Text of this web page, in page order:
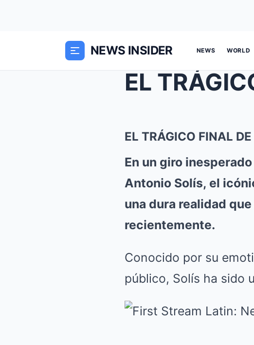
NEWS INSIDER NEWS WORLD
EL TRÁGICO FINAL
En un giro
Antonio Solís, el
una dura realidad
recientemente.
Conocido por su
público, Solís ha sido